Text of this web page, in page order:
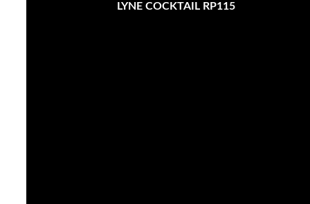
LYNE COCKTAIL RP115